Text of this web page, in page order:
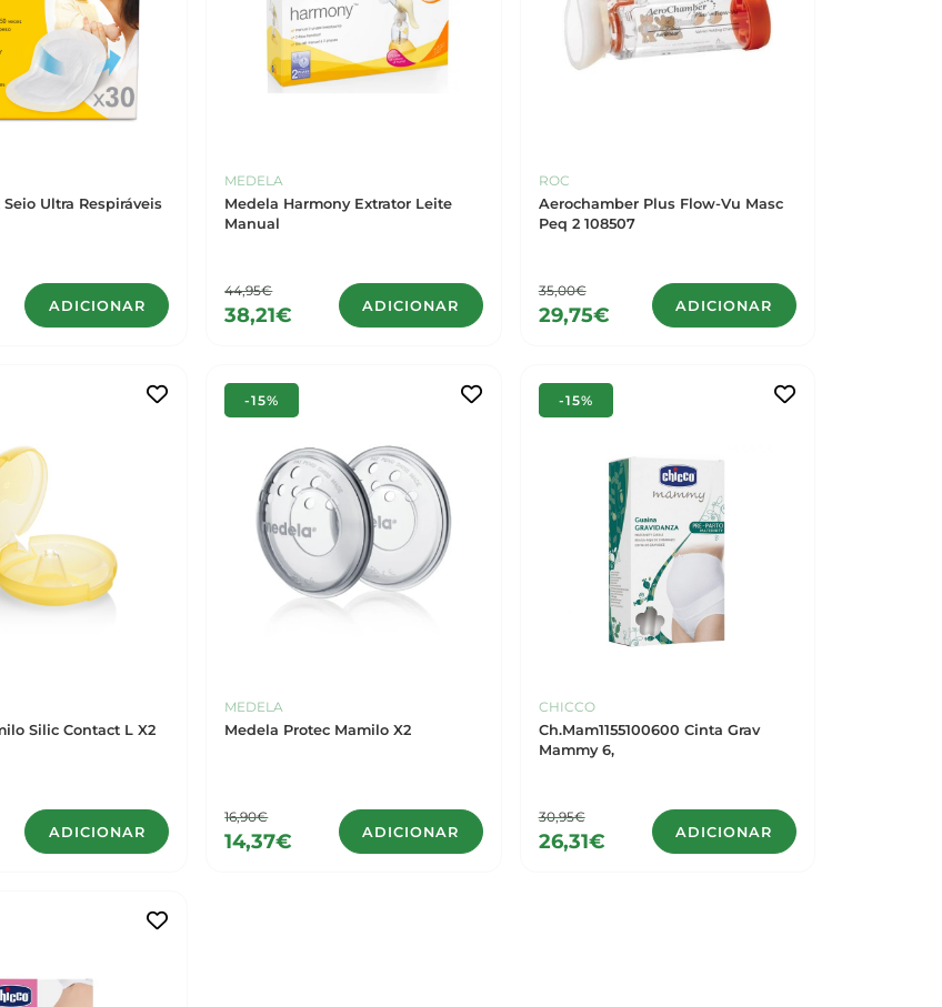
Ultra Respiráveis
ADICIONAR
MEDELA
Medela Harmony Extrator Leite
Manual
44,95€
38,21€ ADICIONAR
ROC
Aerochamber Plus Flow-Vu Masc
Peq 2 108507
35,00€
29,75€ ADICIONAR
Silic Contact L X2
ADICIONAR
-15%
MEDELA
Medela Protec Mamilo X2
16,90€
14,37€ ADICIONAR
-15%
CHICCO
Ch.Mam1155100600 Cinta Grav
Mammy 6,
30,95€
26,31€ ADICIONAR